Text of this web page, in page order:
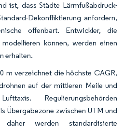
ist, dass Städte Lärmfußabdruck-
Dekonfliktierung anfordern,
offenbart. Entwickler, die
können, werden einen
erhalten.
m verzeichnet die höchste CAGR,
auf der mittleren Meile und
Regulierungsbehörden
Übergabezone zwischen UTM und
daher werden standardisierte